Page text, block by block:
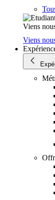
Viens
Viens